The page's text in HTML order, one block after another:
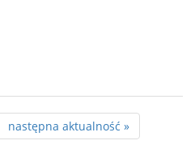
następna aktualność »